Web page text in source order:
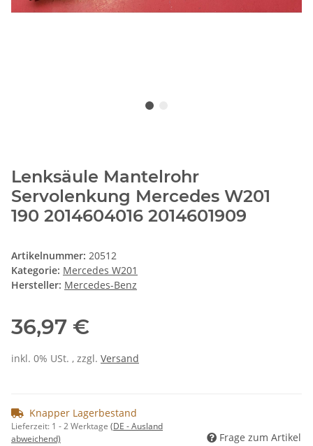
Lenksäule Mantelrohr
Servolenkung Mercedes W201
190 2014604016 2014601909
Artikelnummer: 20512
Kategorie: Mercedes W201
Hersteller: Mercedes-Benz
36,97 €
inkl. 0% USt. , zzgl. Versand
Knapper Lagerbestand
Lieferzeit: 1 - 2 Werktage (DE - Ausland
abweichend)
Frage zum Artikel